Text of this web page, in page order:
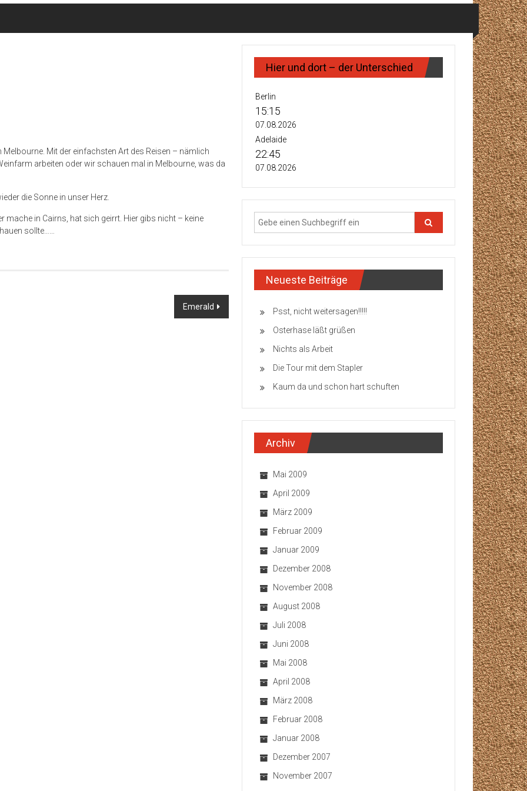
Mit der einfachsten Art des Reisen – nämlich
arbeiten oder wir schauen mal in Melbourne, was da
die Sonne in unser Herz.
mache in Cairns, hat sich geirrt. Hier gibs nicht – keine
sollte……
Emerald
Hier und dort – der Unterschied
Berlin
15:15
07.08.2026
Adelaide
22:45
07.08.2026
Neueste Beiträge
Psst, nicht weitersagen!!!!!
Osterhase läßt grüßen
Nichts als Arbeit
Die Tour mit dem Stapler
Kaum da und schon hart schuften
Archiv
Mai 2009
April 2009
März 2009
Februar 2009
Januar 2009
Dezember 2008
November 2008
August 2008
Juli 2008
Juni 2008
Mai 2008
April 2008
März 2008
Februar 2008
Januar 2008
Dezember 2007
November 2007